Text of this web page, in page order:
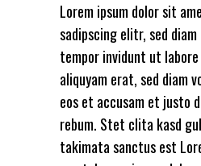
Lorem ipsum dolor sit
sadipscing elitr, sed diam
tempor invidunt ut
aliquyam erat, sed diam
eos et accusam et justo
rebum. Stet clita kasd
takimata sanctus est